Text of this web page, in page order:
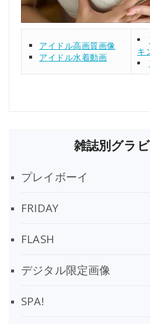
アイドル高画質画像
アイドル水着動画
キ
雑誌別グラ
プレイボーイ
FRIDAY
FLASH
デジタル限定画像
SPA!